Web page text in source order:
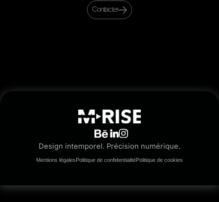
Contacter
Design intemporel. Précision numérique.
Mentions légales Politique de confidentialitéPolitique de cookies